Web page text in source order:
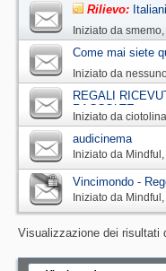
Rilievo:
Iniziato da smemo
Come mai siete
Iniziato da
REGALI
RACCOLTE
Iniziato da ciotolina
audicinema
Iniziato da Mindful
Vincimondo -
Iniziato da Mindful
Visualizzazione dei risultati